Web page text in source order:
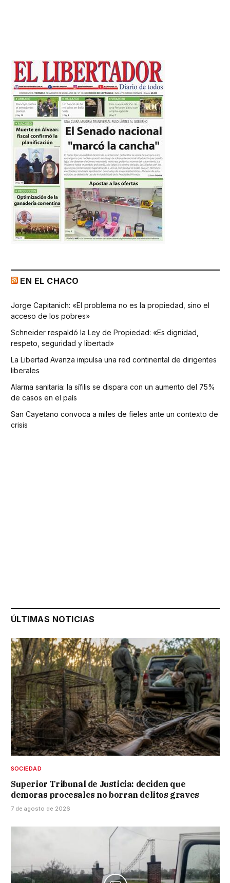
EN EL CHACO
Jorge Capitanich: «El problema no es la propiedad, sino el
acceso de los pobres»
Schneider respaldó la Ley de Propiedad: «Es dignidad,
respeto, seguridad y libertad»
La Libertad Avanza impulsa una red continental de dirigentes
liberales
Alarma sanitaria: la sífilis se dispara con un aumento del 75%
de casos en el país
San Cayetano convoca a miles de fieles ante un contexto de
crisis
ÚLTIMAS NOTICIAS
SOCIEDAD
Superior Tribunal de Justicia: deciden que
demoras procesales no borran delitos graves
7 de agosto de 2026